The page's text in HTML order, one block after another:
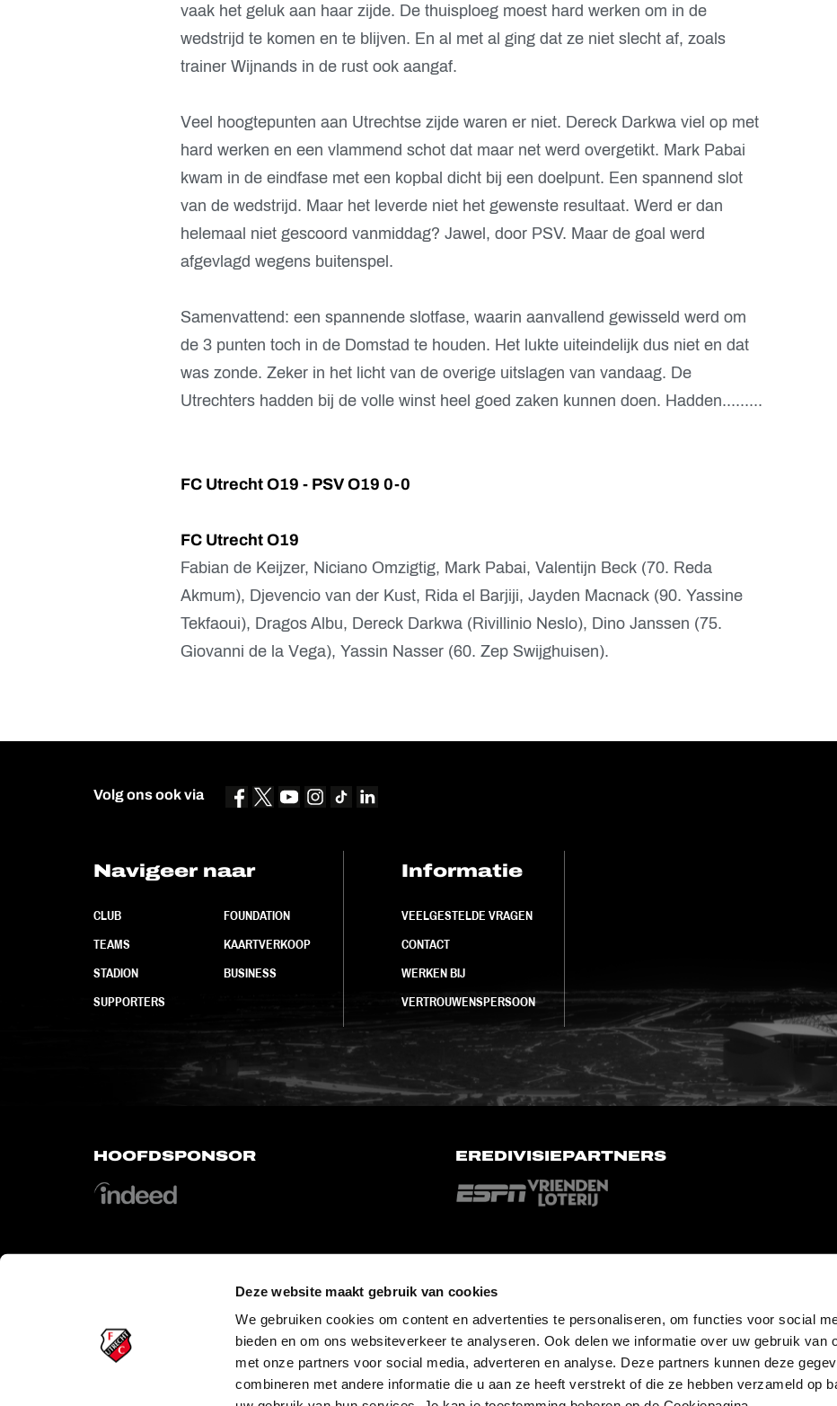
Deze website maakt gebruik van cookies
We gebruiken cookies om content en advertenties te personaliseren, om functies voor social
bieden en om ons websiteverkeer te analyseren. Ook delen we informatie over uw gebruik van
met onze partners voor social media, adverteren en analyse. Deze partners kunnen deze
combineren met andere informatie die u aan ze heeft verstrekt of die ze hebben verzameld op
vaak het geluk aan haar zijde. De thuisploeg moest hard werken om in de
wedstrijd te komen en te blijven. En al met al ging dat ze niet slecht af, zoals
trainer Wijnands in de rust ook aangaf.
Veel hoogtepunten aan Utrechtse zijde waren er niet. Dereck Darkwa viel op met
hard werken en een vlammend schot dat maar net werd overgetikt. Mark Pabai
kwam in de eindfase met een kopbal dicht bij een doelpunt. Een spannend slot
van de wedstrijd. Maar het leverde niet het gewenste resultaat. Werd er dan
helemaal niet gescoord vanmiddag? Jawel, door PSV. Maar de goal werd
afgevlagd wegens buitenspel.
Samenvattend: een spannende slotfase, waarin aanvallend gewisseld werd om
de 3 punten toch in de Domstad te houden. Het lukte uiteindelijk dus niet en dat
was zonde. Zeker in het licht van de overige uitslagen van vandaag. De
Utrechters hadden bij de volle winst heel goed zaken kunnen doen. Hadden.........
FC Utrecht O19 - PSV O19 0-0
FC Utrecht O19
Fabian de Keijzer, Niciano Omzigtig, Mark Pabai, Valentijn Beck (70. Reda
Akmum), Djevencio van der Kust, Rida el Barjiji, Jayden Macnack (90. Yassine
Tekfaoui), Dragos Albu, Dereck Darkwa (Rivillinio Neslo), Dino Janssen (75.
Giovanni de la Vega), Yassin Nasser (60. Zep Swijghuisen).
Volg ons ook via
Navigeer naar
CLUB
TEAMS
STADION
SUPPORTERS
FOUNDATION
KAARTVERKOOP
BUSINESS
Informatie
VEELGESTELDE VRAGEN
CONTACT
WERKEN BIJ
VERTROUWENSPERSOON
HOOFDSPONSOR EREDIVISIEPARTNERS
OFFICIAL PARTNERS